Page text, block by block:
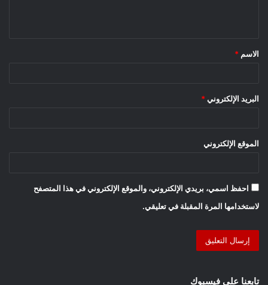
الاسم *
البريد الإلكتروني *
الموقع الإلكتروني
احفظ اسمي، بريدي الإلكتروني، والموقع الإلكتروني في هذا المتصفح
لاستخدامها المرة المقبلة في تعليقي.
تابعنا على فيسبوك